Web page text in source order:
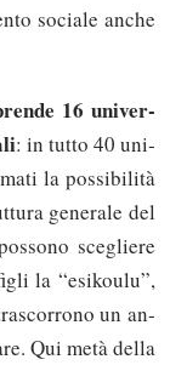
sociale anche
16 uni­ver­
: in tut­to 40 uni­
la pos­si­bi­li­tà
ge­ne­ra­le del
sce­glie­re
la “esi­kou­lu”,
un an­
Qui me­tà del­la